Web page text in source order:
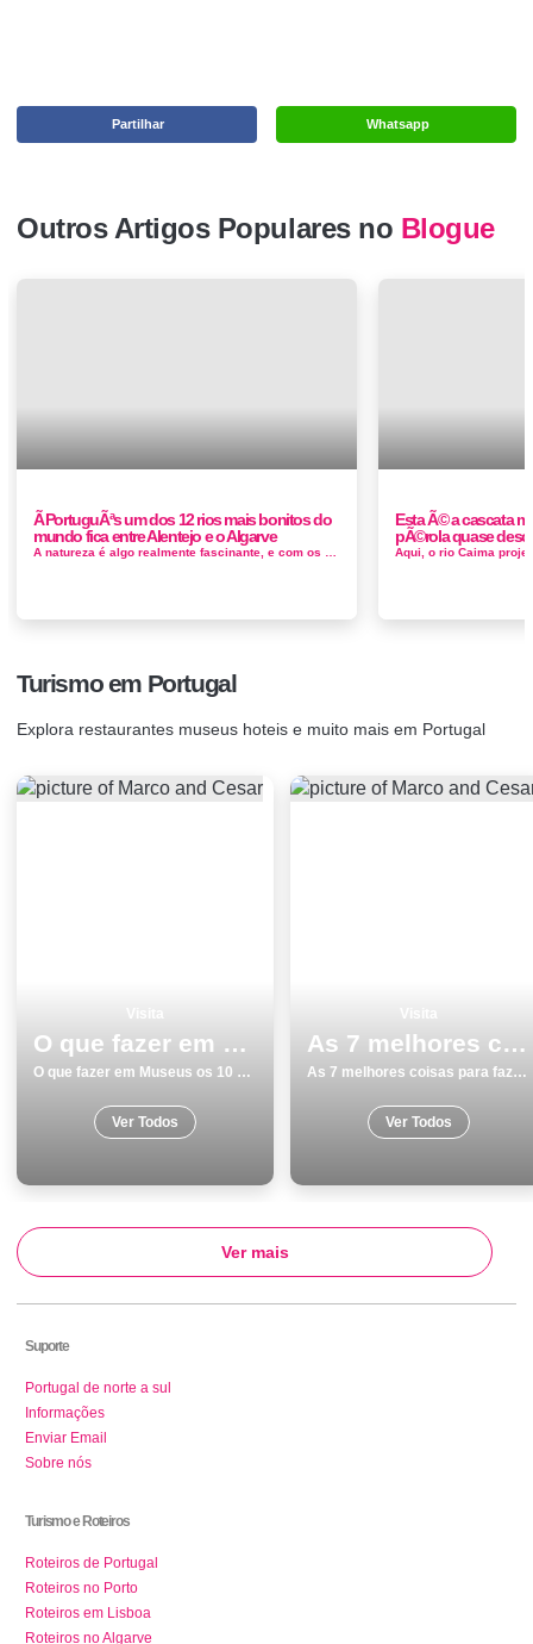
Whatsapp
Partilhar
Outros Artigos Populares no Blogue
Ã PortuguÃªs um dos 12 rios mais bonitos do
mundo fica entre Alentejo e o Algarve
A natureza é algo realmente fascinante, e com os dias cada vez mais corridos, mal paramos para pensar nas coisas maravilhosas que ela tem ...
Esta Ã© a cascata
pÃ©rola quase
Turismo em Portugal
Explora restaurantes museus hoteis e muito mais em Portugal
O que fazer em Museus os 10 melhores sitios para visitar
O que fazer em Museus os 10 melhores sitios para visitar
Ver Todos
As 7 melhores coisas para fazer e visitar em Cascais
As 7 melhores coisas para fazer e visitar em Cascais
Ver Todos
Ver mais
Suporte
Portugal de norte a sul
Informações
Enviar Email
Sobre nós
Turismo e Roteiros
Roteiros de Portugal
Roteiros no Porto
Roteiros em Lisboa
Roteiros no Algarve